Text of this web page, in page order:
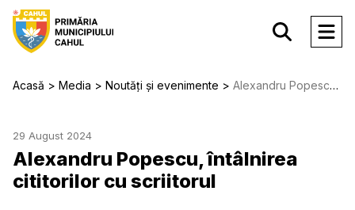
Acasă Media Noutăți și evenimente Alexandru Popescu, întâlnirea cititorilor cu scriitorul
29 August 2024
Alexandru Popescu, întâlnirea
cititorilor cu scriitorul